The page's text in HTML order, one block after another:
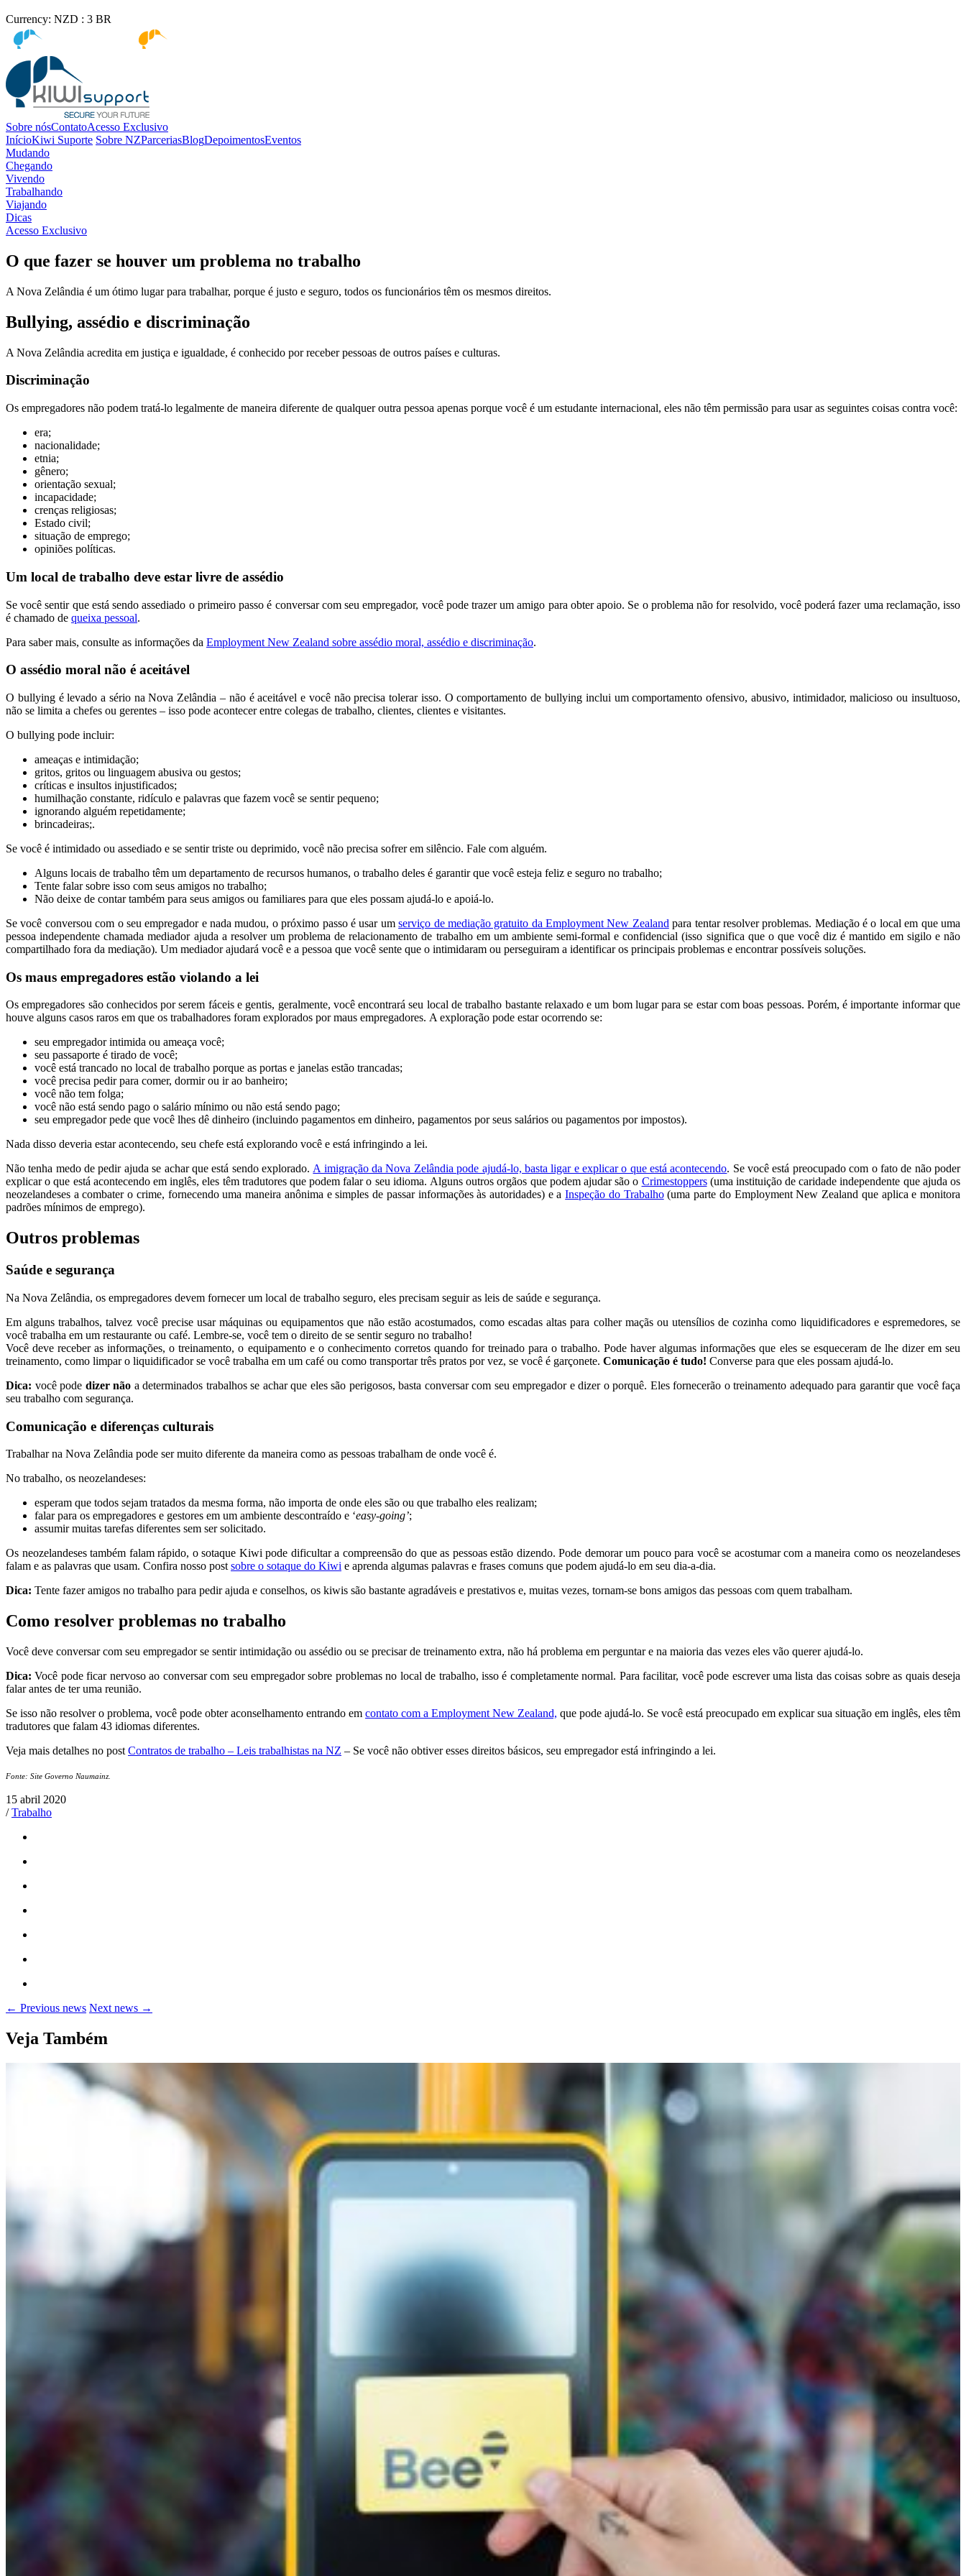
Currency: NZD : 3 BR
Sobre nósContatoAcesso Exclusivo
InícioKiwi Suporte Sobre NZParceriasBlogDepoimentosEventos
Mudando
Chegando
Vivendo
Trabalhando
Viajando
Dicas
Acesso Exclusivo
O que fazer se houver um problema no trabalho
A Nova Zelândia é um ótimo lugar para trabalhar, porque é justo e seguro, todos os funcionários têm os mesmos direitos.
Bullying, assédio e discriminação
A Nova Zelândia acredita em justiça e igualdade, é conhecido por receber pessoas de outros países e culturas.
Discriminação
Os empregadores não podem tratá-lo legalmente de maneira diferente de qualquer outra pessoa apenas porque você é um estudante internacional, eles não têm permissão para usar as seguintes coisas contra você:
era;
nacionalidade;
etnia;
gênero;
orientação sexual;
incapacidade;
crenças religiosas;
Estado civil;
situação de emprego;
opiniões políticas.
Um local de trabalho deve estar livre de assédio
Se você sentir que está sendo assediado o primeiro passo é conversar com seu empregador, você pode trazer um amigo para obter apoio. Se o problema não for resolvido, você poderá fazer uma reclamação, isso
é chamado de queixa pessoal.
Para saber mais, consulte as informações da Employment New Zealand sobre assédio moral, assédio e discriminação.
O assédio moral não é aceitável
O bullying é levado a sério na Nova Zelândia – não é aceitável e você não precisatolerarisso. O comportamento de bullying inclui um comportamento ofensivo, abusivo, intimidador,malicioso ou insultuoso,
não se limita a chefes ou gerentes – isso pode acontecer entre colegas de trabalho, clientes, clientes e visitantes.
O bullying pode incluir:
ameaças e intimidação;
gritos, gritos ou linguagem abusiva ou gestos;
críticas e insultos injustificados;
humilhação constante, ridículo e palavras que fazem você se sentir pequeno;
ignorando alguém repetidamente;
brincadeiras;.
Se você é intimidado ou assediado e se sentir triste ou deprimido, você não precisa sofrer em silêncio. Fale com alguém.
Alguns locais de trabalho têm um departamento de recursos humanos, o trabalho deles é garantir que você esteja feliz e seguro no trabalho;
Tente falar sobre isso com seus amigos no trabalho;
Não deixe de contar também para seus amigos ou familiares para que eles possam ajudá-lo e apoiá-lo.
Se você conversou com o seu empregador e nada mudou, o próximo passo é usar umserviço de mediação gratuito da Employment New Zealand para tentar resolver problemas. Mediação é o local em que uma
pessoa independente chamada mediador ajuda a resolver um problema de relacionamento de trabalho em um ambiente semi-formal econfidencial (isso significa que o que você diz é mantido em sigilo e não
compartilhado fora da mediação). Um mediador ajudará você e a pessoa que você sente que o intimidaram ou perseguiram a identificar os principais problemas e encontrar possíveis soluções.
Os maus empregadores estão violando a lei
Os empregadores são conhecidos por serem fáceise gentis, geralmente, você encontrará seu local de trabalho bastante relaxado e um bom lugar para se estar com boas pessoas. Porém, é importante informar que
houve alguns casos raros em que os trabalhadores foram explorados por maus empregadores. A exploração pode estar ocorrendo se:
seu empregador intimida ou ameaça você;
seu passaporte é tirado de você;
você está trancado no local de trabalho porque as portas e janelas estão trancadas;
você precisa pedir para comer, dormir ou ir ao banheiro;
você não tem folga;
você não está sendo pago o salário mínimo ou não está sendo pago;
seu empregador pede que você lhes dê dinheiro (incluindo pagamentos em dinheiro, pagamentos por seus salários ou pagamentos por impostos).
Nada disso deveria estar acontecendo, seu chefe está explorando você e está infringindo a lei.
Não tenha medo de pedir ajuda se achar que está sendo explorado. A imigração da Nova Zelândia pode ajudá-lo, basta ligar e explicar o que está acontecendo. Se você está preocupado com o fato de não poder
explicar o que está acontecendo em inglês, eles têm tradutores que podem falar o seu idioma. Alguns outros orgãos que podem ajudar são o Crimestoppers(uma instituição de caridade independente que ajuda os
neozelandeses a combater o crime, fornecendo uma maneira anônima e simples de passar informações às autoridades) e aInspeção do Trabalho(uma parte do Employment New Zealand que aplica e monitora
padrões mínimos de emprego).
Outros problemas
Saúde e segurança
Na Nova Zelândia, os empregadores devem fornecer um local de trabalho seguro, eles precisam seguir as leis de saúde e segurança.
Em alguns trabalhos, talvez você precise usar máquinas ou equipamentos que não estão acostumados, como escadas altas para colher maçãs ou utensílios de cozinha como liquidificadores e espremedores, se
você trabalha em um restaurante ou café. Lembre-se, você tem o direito de se sentir seguro no trabalho!
Você deve receber as informações, o treinamento, o equipamento e o conhecimento corretos quando for treinado para o trabalho. Pode haver algumas informações que eles se esqueceram de lhe dizer em seu
treinamento, como limpar o liquidificador se você trabalha em um café ou como transportar três pratos por vez, se você é garçonete. Comunicação é tudo! Converse para que eles possam ajudá-lo.
Dica: você pode dizer não a determinados trabalhos se achar que eles são perigosos, basta conversar com seu empregador e dizer o porquê. Eles fornecerão o treinamento adequado para garantir que você faça
seu trabalho com segurança.
Comunicação e diferenças culturais
Trabalhar na Nova Zelândia pode ser muito diferente da maneira como as pessoas trabalham de onde você é.
No trabalho, os neozelandeses:
esperam que todos sejam tratados da mesma forma, não importa de onde eles são ou que trabalho eles realizam;
falar para os empregadores e gestores em um ambiente descontraído e ‘easy-going’;
assumir muitas tarefas diferentes sem ser solicitado.
Os neozelandeses também falam rápido, o sotaque Kiwi pode dificultar a compreensão do que as pessoas estão dizendo. Pode demorar um pouco para você se acostumar com a maneira como os neozelandeses
falam e as palavras que usam. Confira nosso post sobre o sotaque do Kiwi e aprenda algumas palavras e frases comuns que podem ajudá-lo em seu dia-a-dia.
Dica: Tente fazer amigos no trabalho para pedir ajuda e conselhos, os kiwis são bastante agradáveis ​​e prestativos e, muitas vezes, tornam-se bons amigos das pessoas com quem trabalham.
Como resolver problemas no trabalho
Você deve conversar com seu empregador se sentir intimidação ou assédio ou se precisar de treinamento extra, não há problema em perguntar e na maioria das vezes eles vão querer ajudá-lo.
Dica:Você pode ficar nervoso ao conversar com seu empregador sobre problemas no local de trabalho, isso é completamente normal. Para facilitar, você pode escrever uma lista das coisas sobre as quais deseja
falar antes de ter uma reunião.
Se isso não resolver o problema, você pode obter aconselhamento entrando em contato com a Employment New Zealand, que pode ajudá-lo. Se você está preocupado em explicar sua situação em inglês, eles têm
tradutores que falam 43 idiomas diferentes.
Veja mais detalhes no post Contratos de trabalho – Leis trabalhistas na NZ – Se você não obtiver esses direitos básicos, seu empregador está infringindo a lei.
Fonte: Site Governo Naumainz.
15 abril 2020
/ Trabalho
← Previous news Next news →
Veja Também